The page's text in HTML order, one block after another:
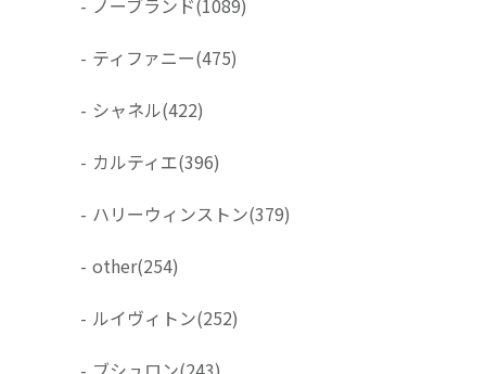
- ティファニー(475)
- シャネル(422)
- カルティエ(396)
- ハリーウィンストン(379)
- other(254)
- ルイヴィトン(252)